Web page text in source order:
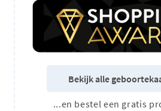
Bekijk alle
...en bestel een gratis